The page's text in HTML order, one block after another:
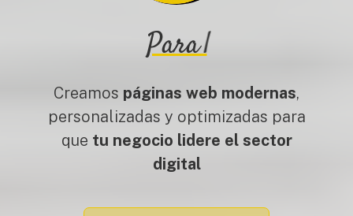
Para|
Creamos páginas web modernas,
personalizadas y optimizadas para
que tu negocio lidere el sector
digital